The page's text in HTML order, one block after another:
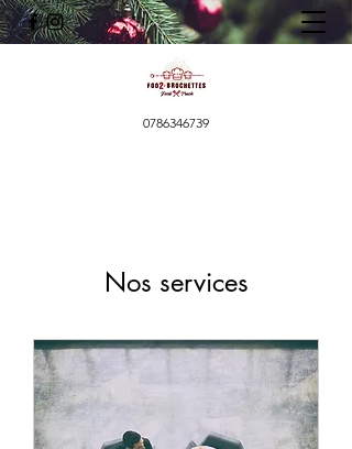
0786346739
Nos services